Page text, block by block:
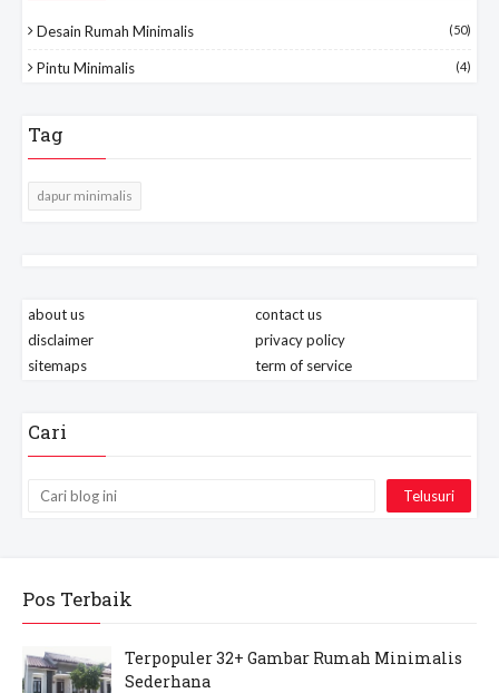
Desain Rumah Minimalis (50)
Pintu Minimalis (4)
Tag
dapur minimalis
about us
contact us
disclaimer
privacy policy
sitemaps
term of service
Cari
Pos Terbaik
Terpopuler 32+ Gambar Rumah Minimalis
Sederhana